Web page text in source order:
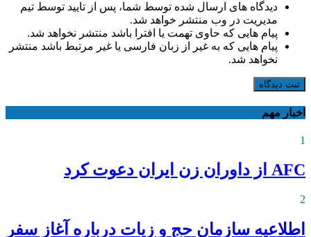
دیدگاه های ارسال شده توسط شما، پس از تایید توسط تیم
مدیریت در وب منتشر خواهد شد.
پیام هایی که حاوی تهمت یا افترا باشد منتشر نخواهد شد.
پیام هایی که به غیر از زبان فارسی یا غیر مرتبط باشد منتشر
نخواهد شد.
ثبت دیدگاه
اخبار مهم
1
AFC از داوران زن ایران دعوت کرد
2
اطلاعیه‌ سازمان حج و زیات درباره آغاز سفر